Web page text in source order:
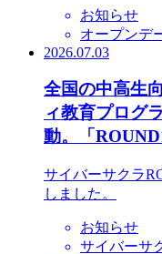
お知らせ
オープンデ
2026.07.03
全国の中高生
ィ教育プログ
動。「
サイバーサクラ
しました。
お知らせ
サイバーサ